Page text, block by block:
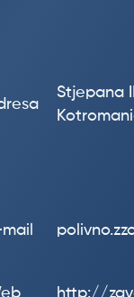
Stjepana
http://